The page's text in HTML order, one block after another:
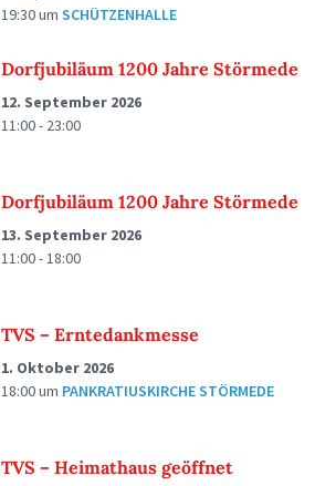
19:30um SCHÜTZENHALLE
Dorfjubiläum 1200 Jahre Störmede
12. September 2026
11:00 - 23:00
Dorfjubiläum 1200 Jahre Störmede
13. September 2026
11:00 - 18:00
TVS – Erntedankmesse
1. Oktober 2026
18:00um PANKRATIUSKIRCHE STÖRMEDE
TVS – Heimathaus geöffnet